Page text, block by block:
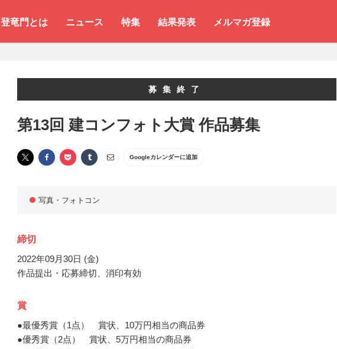
登竜門とは ニュース 特集 結果発表 メルマガ登録
募集終了
第13回 建コンフォト大賞 作品募集
Googleカレンダーに追加
写真・フォトコン
締切
2022年09月30日 (金)
作品提出・応募締切、消印有効
賞
●最優秀賞（1点） 賞状、10万円相当の商品券
●優秀賞（2点） 賞状、5万円相当の商品券